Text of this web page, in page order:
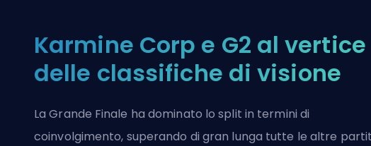
Karmine Corp e G2 al vertice
delle classifiche di visione
La Grande Finale ha dominato lo split in termini di
coinvolgimento, superando di gran lunga tutte le altre